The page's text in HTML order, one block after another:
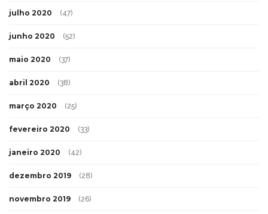
julho 2020 (47)
junho 2020 (52)
maio 2020 (37)
abril 2020 (38)
março 2020 (25)
fevereiro 2020 (33)
janeiro 2020 (42)
dezembro 2019 (28)
novembro 2019 (26)